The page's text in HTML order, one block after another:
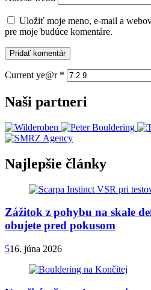
Uložiť moje meno, e-mail a
pre moje budúce komentáre.
Current ye@r *
Naši partneri
Najlepšie články
Zážitok z pohybu na skale
obujete pred pokusom
516. júna 2026